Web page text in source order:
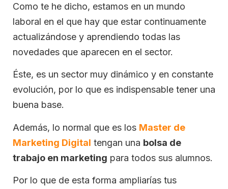
Como te he dicho, estamos en un mundo
laboral en el que hay que estar continuamente
actualizándose y aprendiendo todas las
novedades que aparecen en el sector.
Éste, es un sector muy dinámico y en constante
evolución, por lo que es indispensable tener una
buena base.
Además, lo normal que es los Master de
Marketing Digital tengan una bolsa de
trabajo en marketing para todos sus alumnos.
Por lo que de esta forma ampliarías tus